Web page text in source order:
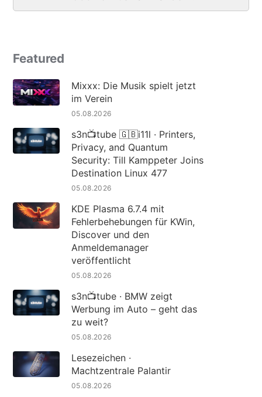
Featured
Mixxx: Die Musik spielt jetzt
im Verein
05.08.2026
s3n📺tube 🇬🇧i11l · Printers,
Privacy, and Quantum
Security: Till Kamppeter Joins
Destination Linux 477
05.08.2026
KDE Plasma 6.7.4 mit
Fehlerbehebungen für KWin,
Discover und den
Anmeldemanager
veröffentlicht
05.08.2026
s3n📺tube · BMW zeigt
Werbung im Auto – geht das
zu weit?
05.08.2026
Lesezeichen ·
Machtzentrale Palantir
05.08.2026